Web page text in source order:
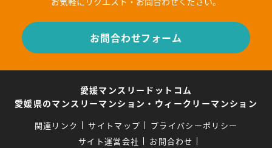
お問合わせフォーム
愛媛マンスリードットコム
愛媛県のマンスリーマンション・ウィークリーマンション
関連リンク サイトマップ
プライバシーポリシー
サイト運営会社
お問合わせ